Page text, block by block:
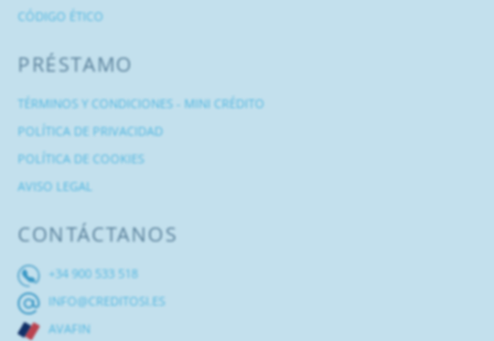
CÓDIGO ÉTICO
PRÉSTAMO
TÉRMINOS Y CONDICIONES - MINI CRÉDITO
POLÍTICA DE PRIVACIDAD
POLÍTICA DE COOKIES
AVISO LEGAL
CONTÁCTANOS
+34 900 533 518
INFO@CREDITOSI.ES
AVAFIN